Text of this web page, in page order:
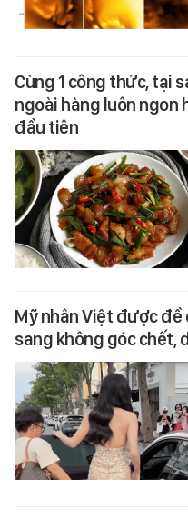
Cùng 1 công thức, tại
ngoài hàng luôn ngon
đầu tiên
Mỹ nhân Việt được
sang không góc chết,